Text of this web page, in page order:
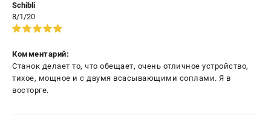
Schibli
8/1/20
Комментарий:
Станок делает то, что обещает, очень отличное устройство,
тихое, мощное и с двумя всасывающими соплами. Я в
восторге.